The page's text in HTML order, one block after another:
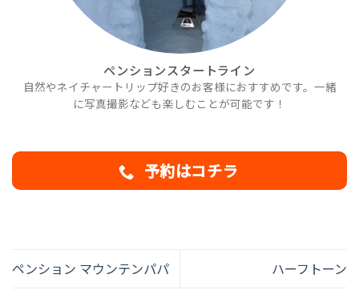
ペンションスタートライン
自然やネイチャートリップ好きのお客様におすすめです。一緒
に写真撮影なども楽しむことが可能です！
予約はコチラ
ペンション マウンテンパパ ハーフトーン